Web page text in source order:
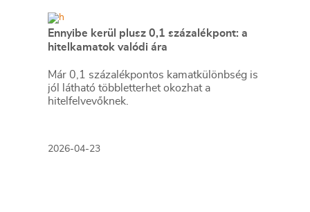
Ennyibe kerül plusz 0,1 százalékpont: a
hitelkamatok valódi ára
Már 0,1 százalékpontos kamatkülönbség is
jól látható többletterhet okozhat a
hitelfelvevőknek.
2026-04-23